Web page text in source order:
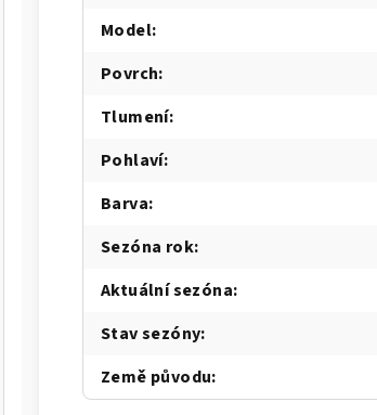
Model:
Povrch:
Tlumení:
Pohlaví:
Barva:
Sezóna rok:
Aktuální sezóna:
Stav sezóny:
Země původu: